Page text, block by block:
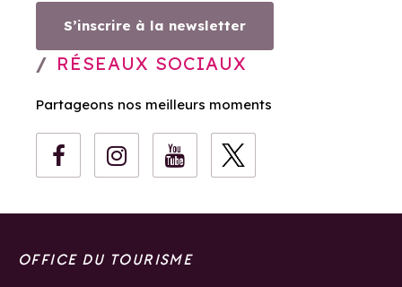
S’inscrire à la newsletter
RÉSEAUX SOCIAUX
Partageons nos meilleurs moments
OFFICE DU TOURISME